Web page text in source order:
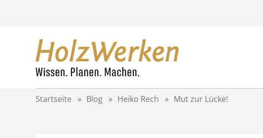
Startseite » Blog » Heiko Rech » Mut zur Lücke!